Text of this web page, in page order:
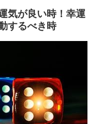
気が良い時！幸運
するべき時